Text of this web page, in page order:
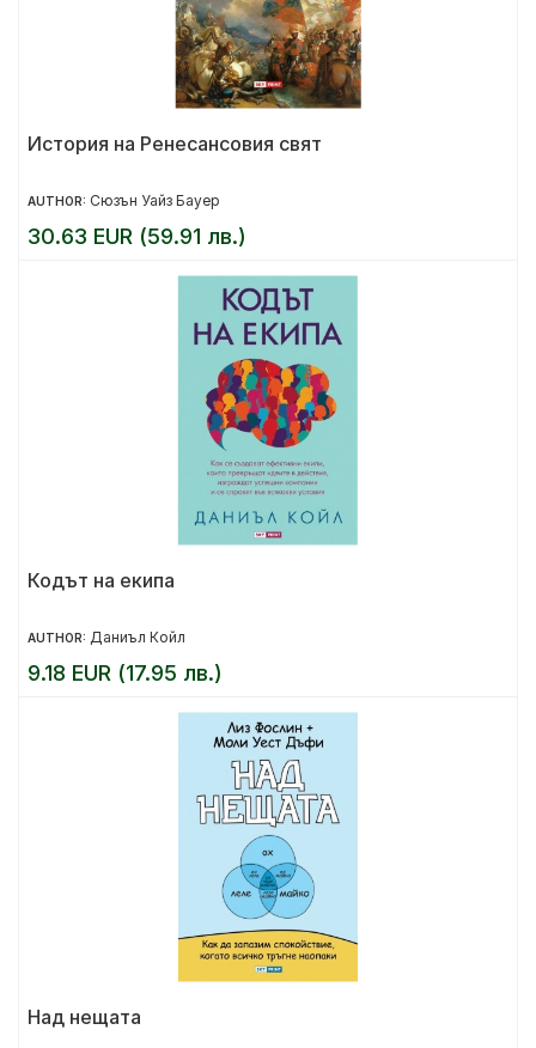
История на Ренесансовия свят
AUTHOR: Сюзън Уайз Бауер
30.63 EUR (59.91 лв.)
Кодът на екипа
AUTHOR: Даниъл Койл
9.18 EUR (17.95 лв.)
Над нещата